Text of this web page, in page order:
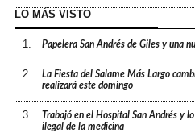
LO MÁS VISTO
1. Papelera San Andrés de Giles y una
2.
La Fiesta del Salame Más Largo
realizará este domingo
3.
Trabajó en el Hospital San Andrés y
ilegal de la medicina